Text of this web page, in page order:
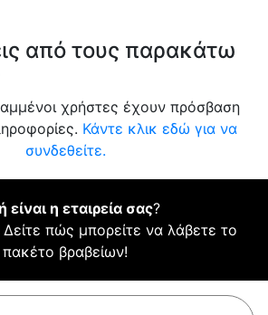
από τους παρακάτω
χρήστες έχουν πρόσβαση
Κάντε κλικ εδώ για να
συνδεθείτε.
είναι η εταιρεία σας?
Δείτε πώς μπορείτε να λάβετε το
πακέτο βραβείων!